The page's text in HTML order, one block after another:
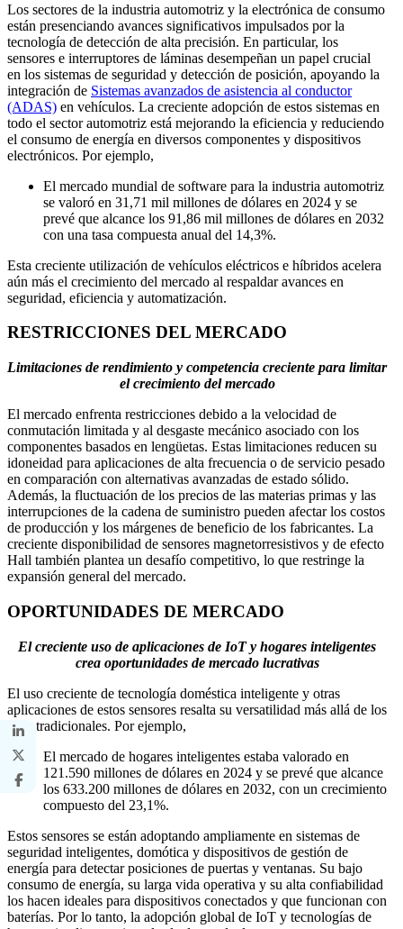
Los sectores de la industria automotriz y la electrónica de consumo
están presenciando avances significativos impulsados ​​por la
tecnología de detección de alta precisión. En particular, los
sensores e interruptores de láminas desempeñan un papel crucial
en los sistemas de seguridad y detección de posición, apoyando la
integración de Sistemas avanzados de asistencia al conductor
(ADAS) en vehículos. La creciente adopción de estos sistemas en
todo el sector automotriz está mejorando la eficiencia y reduciendo
el consumo de energía en diversos componentes y dispositivos
electrónicos. Por ejemplo,
El mercado mundial de software para la industria automotriz
se valoró en 31,71 mil millones de dólares en 2024 y se
prevé que alcance los 91,86 mil millones de dólares en 2032
con una tasa compuesta anual del 14,3%.
Esta creciente utilización de vehículos eléctricos e híbridos acelera
aún más el crecimiento del mercado al respaldar avances en
seguridad, eficiencia y automatización.
RESTRICCIONES DEL MERCADO
Limitaciones de rendimiento y competencia creciente para limitar
el crecimiento del mercado
El mercado enfrenta restricciones debido a la velocidad de
conmutación limitada y al desgaste mecánico asociado con los
componentes basados ​​en lengüetas. Estas limitaciones reducen su
idoneidad para aplicaciones de alta frecuencia o de servicio pesado
en comparación con alternativas avanzadas de estado sólido.
Además, la fluctuación de los precios de las materias primas y las
interrupciones de la cadena de suministro pueden afectar los costos
de producción y los márgenes de beneficio de los fabricantes. La
creciente disponibilidad de sensores magnetorresistivos y de efecto
Hall también plantea un desafío competitivo, lo que restringe la
expansión general del mercado.
OPORTUNIDADES DE MERCADO
El creciente uso de aplicaciones de IoT y hogares inteligentes
crea oportunidades de mercado lucrativas
El uso creciente de tecnología doméstica inteligente y otras
aplicaciones de estos sensores resalta su versatilidad más allá de los
usos tradicionales. Por ejemplo,
El mercado de hogares inteligentes estaba valorado en
121.590 millones de dólares en 2024 y se prevé que alcance
los 633.200 millones de dólares en 2032, con un crecimiento
compuesto del 23,1%.
Estos sensores se están adoptando ampliamente en sistemas de
seguridad inteligentes, domótica y dispositivos de gestión de
energía para detectar posiciones de puertas y ventanas. Su bajo
consumo de energía, su larga vida operativa y su alta confiabilidad
los hacen ideales para dispositivos conectados y que funcionan con
baterías. Por lo tanto, la adopción global de IoT y tecnologías de